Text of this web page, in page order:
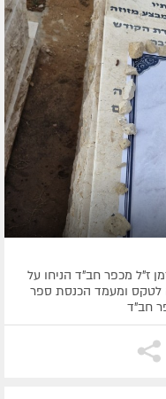
ז"ל מכפר חב"ד הניחו על
לטקס ומעמד הכנסת ספר
חב"ד